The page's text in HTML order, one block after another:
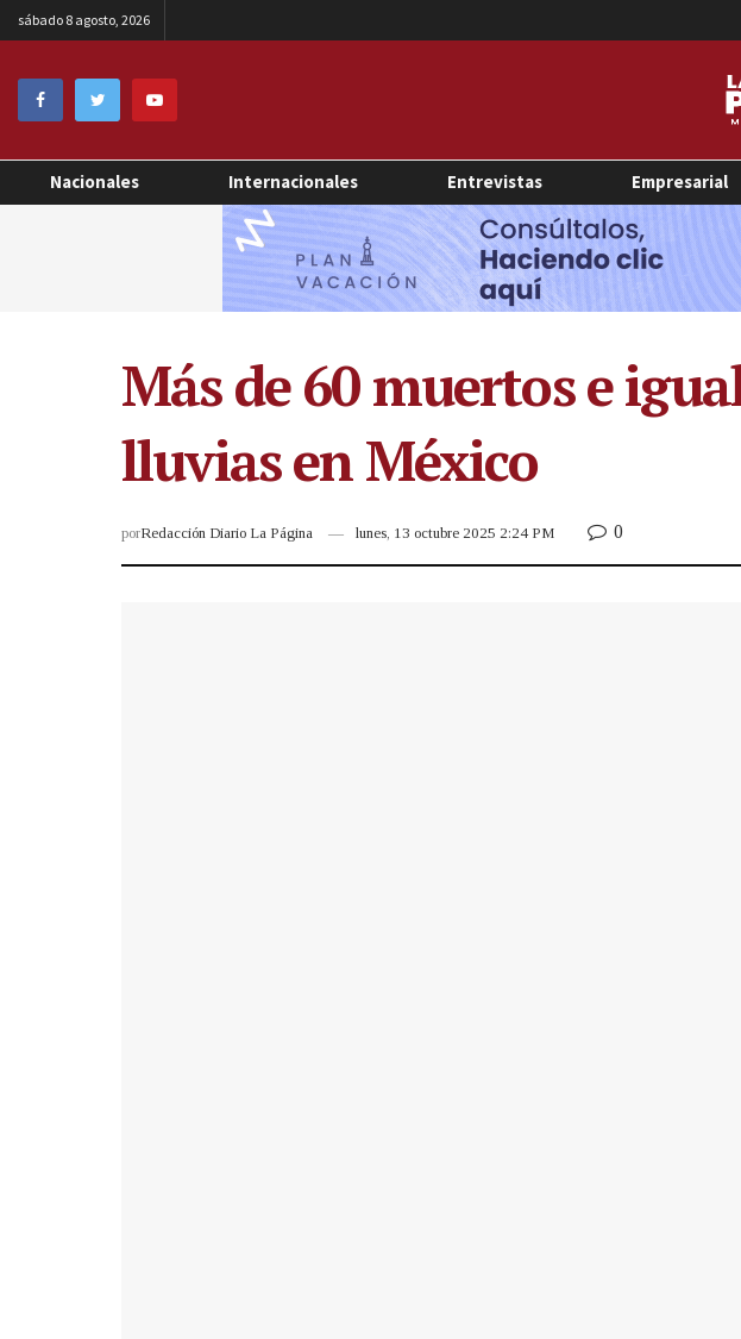
sábado 8 agosto, 2026
Nacionales Internacionales Entrevistas Empresarial
Más de 60 muertos e
lluvias en México
porRedacción Diario La Página lunes, 13 octubre 2025 2:24 PM 0